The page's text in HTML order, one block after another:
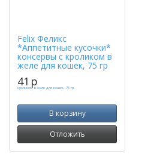
Felix Феликс
*Аппетитные кусочки*
консервы с кроликом в
желе для кошек, 75 гр
41 p
В корзину
Отложить